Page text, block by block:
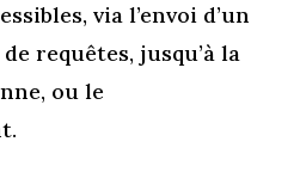
via l’envoi d’un
requêtes, jusqu’à la
ou le